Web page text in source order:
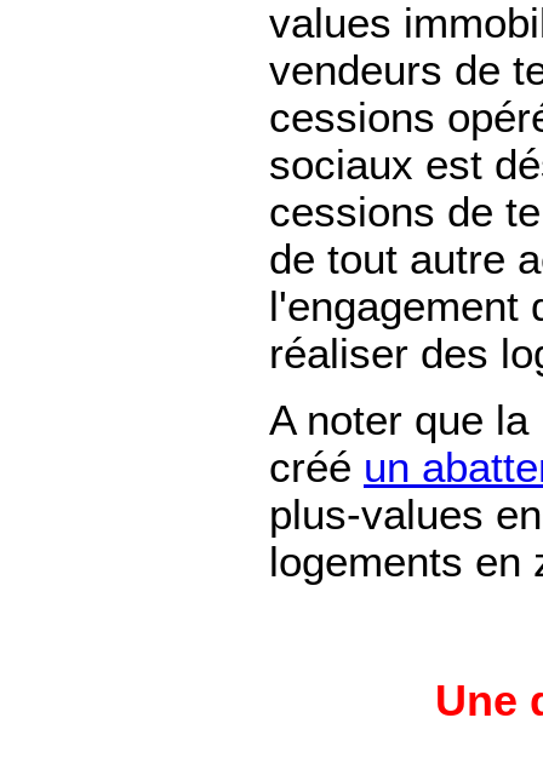
values
vendeurs de
cessions
sociaux est
cessions de
de tout autre
l'engagement
réaliser des
A noter que
créé un
plus-values
logements en
Une